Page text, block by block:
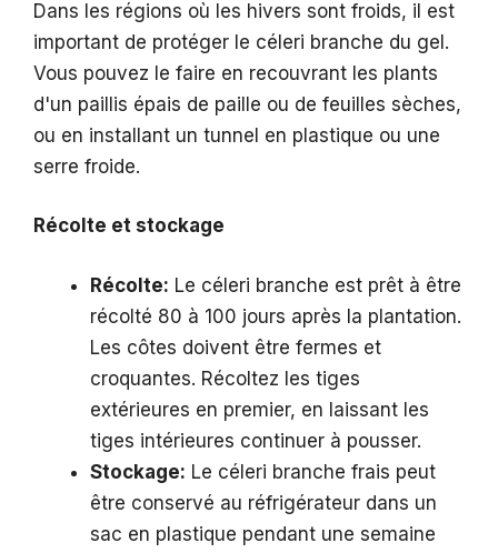
Dans les régions où les hivers sont froids, il est
important de protéger le céleri branche du gel.
Vous pouvez le faire en recouvrant les plants
d'un paillis épais de paille ou de feuilles sèches,
ou en installant un tunnel en plastique ou une
serre froide.
Récolte et stockage
Récolte: Le céleri branche est prêt à être
récolté 80 à 100 jours après la plantation.
Les côtes doivent être fermes et
croquantes. Récoltez les tiges
extérieures en premier, en laissant les
tiges intérieures continuer à pousser.
Stockage: Le céleri branche frais peut
être conservé au réfrigérateur dans un
sac en plastique pendant une semaine